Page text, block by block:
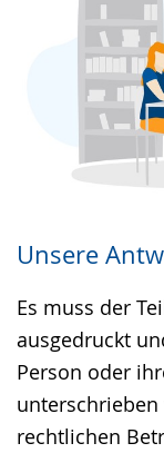
Unsere
Es muss der
ausgedruckt
Person oder
rechtlichen
angezeigt.